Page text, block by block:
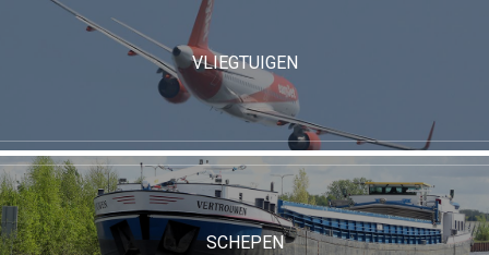
VLIEGTUIGEN
SCHEPEN